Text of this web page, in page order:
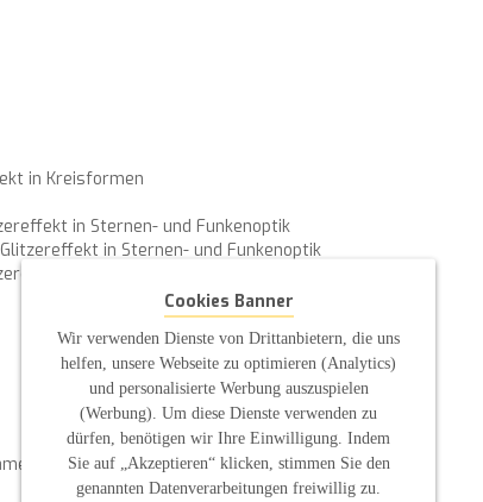
in Kreisformen
in Sternen- und Funkenoptik
in Sternen- und Funkenoptik
in Eckenoptik
Cookies Banner
Wir verwenden Dienste von Drittanbietern, die uns
helfen, unsere Webseite zu optimieren (Analytics)
und personalisierte Werbung auszuspielen
(Werbung). Um diese Dienste verwenden zu
dürfen, benötigen wir Ihre Einwilligung. Indem
Sie auf „Akzeptieren“ klicken, stimmen Sie den
genannten Datenverarbeitungen freiwillig zu.